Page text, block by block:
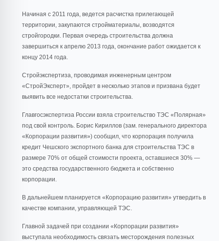
Начиная с 2011 года, ведется расчистка прилегающей
территории, закупаются стройматериалы, возводятся
стройгородки. Первая очередь строительства должна
завершиться к апрелю 2013 года, окончание работ ожидается к
концу 2014 года.
Стройэкспертиза, проводимая инженерным центром
«СтройЭксперт», пройдет в несколько этапов и призвана будет
выявить все недостатки строительства.
Главгосэкспертиза России взяла строительство ТЭС «Полярная»
под свой контроль. Борис Кириллов (зам. генерального директора
«Корпорации развития») сообщил, что корпорация получила
кредит Чешского экспортного банка для строительства ТЭС в
размере 70% от общей стоимости проекта, оставшиеся 30% —
это средства государственного бюджета и собственно
корпорации.
В дальнейшем планируется «Корпорацию развития» утвердить в
качестве компании, управляющей ТЭС.
Главной задачей при создании «Корпорации развития»
выступала необходимость связать месторождения полезных